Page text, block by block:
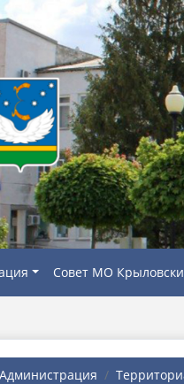
Совет МО
Администрация